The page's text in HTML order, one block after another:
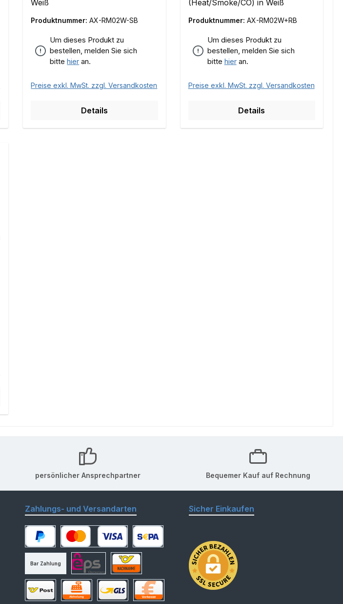
Weiß
Produktnummer:AX-RM02W-SB
Um dieses Produkt zu
bestellen, melden Sie sich
bittehier an.
Preise exkl. MwSt. zzgl. Versandkosten
Details
(Heat/Smoke/CO) in Weiß
Produktnummer: AX-RM02W+RB
Um dieses Produkt zu
bestellen, melden Sie sich
bitte hieran.
Preise exkl. MwSt. zzgl. Versandkosten
Details
persönlicher Ansprechpartner Bequemer Kauf auf Rechnung
Zahlungs- und Versandarten
PayPal Kredit- oder DebitkarteSEPA Lastschrift
Bar Zahlung
eps Nachnahme
Sicher Einkaufen